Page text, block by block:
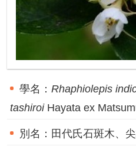
資
料
訊
公
告 學名： Rhaphiolepis
tashiroiHayata ex
別名： 田代氏石斑木、